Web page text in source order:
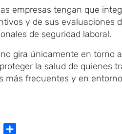
empresas tengan que
y de sus evaluaciones
de seguridad laboral.
gira únicamente en torno
la salud de quienes
más frecuentes y en
Email